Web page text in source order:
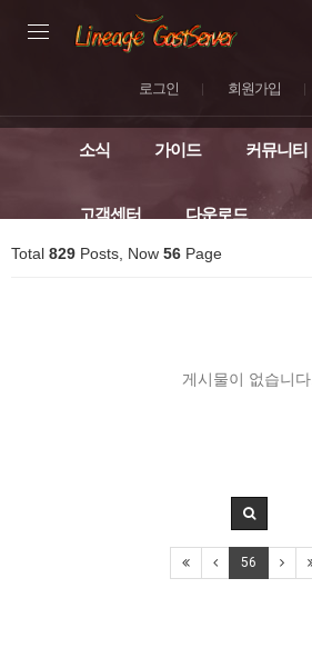
로그인 회원가입
소식 가이드 커뮤니티
고객센터 다운로드
Total 829 Posts, Now 56 Page
게시물이 없습니다.
56